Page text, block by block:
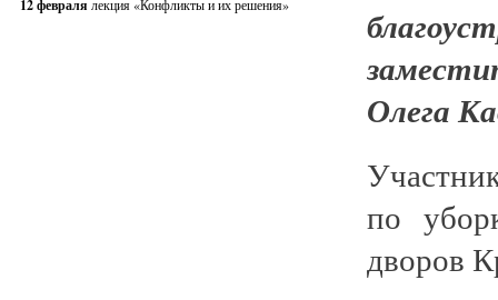
12 февраля лекция «Конфликты и их решения»
Олега
по
дворов